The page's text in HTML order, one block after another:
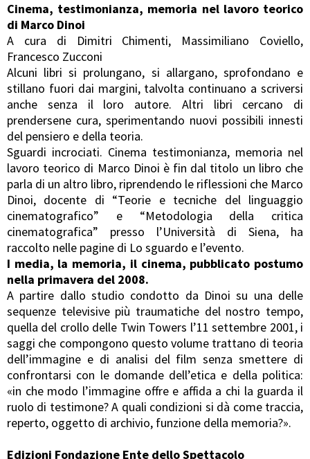
Cinema, testimonianza, memoria nel lavoro teorico
di Marco Dinoi
A cura di Dimitri Chimenti, Massimiliano Coviello,
Francesco Zucconi
Alcuni libri si prolungano, si allargano, sprofondano e
stillano fuori dai margini, talvolta continuano a scriversi
anche senza il loro autore. Altri libri cercano di
prendersene cura, sperimentando nuovi possibili innesti
del pensiero e della teoria.
Sguardi incrociati. Cinema testimonianza, memoria nel
lavoro teorico di Marco Dinoi è fin dal titolo un libro che
parla di un altro libro, riprendendo le riflessioni che Marco
Dinoi, docente di “Teorie e tecniche del linguaggio
cinematografico” e “Metodologia della critica
cinematografica” presso l’Università di Siena, ha
raccolto nelle pagine di Lo sguardo e l’evento.
I media, la memoria, il cinema, pubblicato postumo
nella primavera del 2008.
A partire dallo studio condotto da Dinoi su una delle
sequenze televisive più traumatiche del nostro tempo,
quella del crollo delle Twin Towers l’11 settembre 2001, i
saggi che compongono questo volume trattano di teoria
dell’immagine e di analisi del film senza smettere di
confrontarsi con le domande dell’etica e della politica:
«in che modo l’immagine offre e affida a chi la guarda il
ruolo di testimone? A quali condizioni si dà come traccia,
reperto, oggetto di archivio, funzione della memoria?».
Edizioni Fondazione Ente dello Spettacolo